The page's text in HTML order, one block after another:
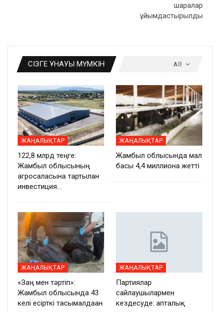
шаралар
ұйымдастырылды
All
СІЗГЕ ҰНАУЫ МҮМКІН
ЖАҢАЛЫҚТАР
122,8 млрд теңге:
Жамбыл облысының
агросаласына тартылған
инвестиция…
ЖАҢАЛЫҚТАР
Жамбыл облысында мал
басы 4,4 миллионға жетті
ЖАҢАЛЫҚТАР
«Заң мен тәртіп»:
Жамбыл облысында 43
келі есірткі тасымалдаған
ЖАҢАЛЫҚТАР
Партиялар
сайлаушылармен
кездесуде: апталық